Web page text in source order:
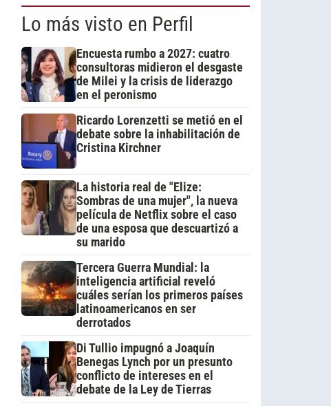
Lo más visto en Perfil
Encuesta rumbo a 2027: cuatro
consultoras midieron el desgaste
de Milei y la crisis de liderazgo
en el peronismo
Ricardo Lorenzetti se metió en el
debate sobre la inhabilitación de
Cristina Kirchner
La historia real de "Elize:
Sombras de una mujer", la nueva
película de Netflix sobre el caso
de una esposa que descuartizó a
su marido
Tercera Guerra Mundial: la
inteligencia artificial reveló
cuáles serían los primeros países
latinoamericanos en ser
derrotados
Di Tullio impugnó a Joaquín
Benegas Lynch por un presunto
conflicto de intereses en el
debate de la Ley de Tierras